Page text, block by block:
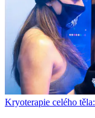
Kryoterapie celého